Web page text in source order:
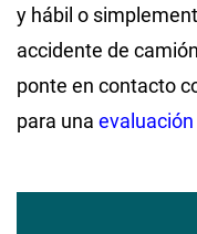
y hábil o
accidente de
ponte en contacto
para una